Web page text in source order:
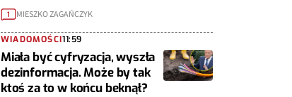
1 MIESZKO ZAGAŃCZYK
WIADOMOŚCI11:59
Miała być cyfryzacja, wyszła
dezinformacja. Może by tak
ktoś za to w końcu beknął?